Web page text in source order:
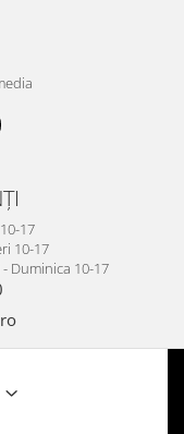
17
10-17
Duminica 10-17